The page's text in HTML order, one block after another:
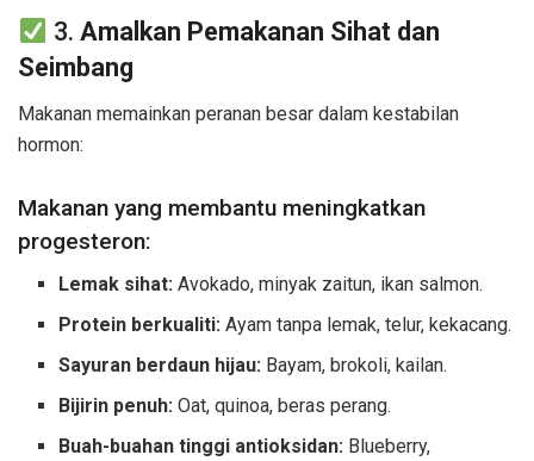
3. Amalkan Pemakanan Sihat dan
Seimbang
Makanan memainkan peranan besar dalam kestabilan
hormon:
Makanan yang membantu meningkatkan
progesteron:
Lemak sihat: Avokado, minyak zaitun, ikan salmon.
Protein berkualiti: Ayam tanpa lemak, telur, kekacang.
Sayuran berdaun hijau: Bayam, brokoli, kailan.
Bijirin penuh: Oat, quinoa, beras perang.
Buah-buahan tinggi antioksidan: Blueberry,